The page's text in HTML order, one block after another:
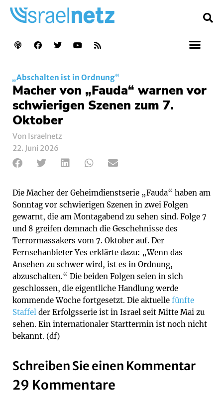
„Abschalten ist in Ordnung“
Macher von „Fauda“ warnen vor
schwierigen Szenen zum 7.
Oktober
Von Israelnetz
22. Juni 2026
Die Macher der Geheimdienstserie „Fauda“ haben am
Sonntag vor schwierigen Szenen in zwei Folgen
gewarnt, die am Montagabend zu sehen sind. Folge 7
und 8 greifen demnach die Geschehnisse des
Terrormassakers vom 7. Oktober auf. Der
Fernsehanbieter Yes erklärte dazu: „Wenn das
Ansehen zu schwer wird, ist es in Ordnung,
abzuschalten.“ Die beiden Folgen seien in sich
geschlossen, die eigentliche Handlung werde
kommende Woche fortgesetzt. Die aktuelle fünfte
Staffel der Erfolgsserie ist in Israel seit Mitte Mai zu
sehen. Ein internationaler Starttermin ist noch nicht
bekannt. (df)
Schreiben Sie einen Kommentar
29 Kommentare